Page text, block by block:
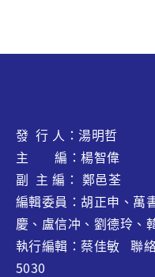
發 行 人：湯明哲
主 編：楊智偉
副 主 編： 鄭邑荃
編輯委員：胡正申、萬
慶、盧信冲、劉德玲、
執行編輯：蔡佳敏 聯
5030